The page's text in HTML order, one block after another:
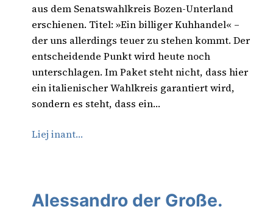
aus dem Senatswahlkreis Bozen-Unterland
erschienen. Titel: »Ein billiger Kuhhandel« –
der uns allerdings teuer zu stehen kommt. Der
entscheidende Punkt wird heute noch
unterschlagen. Im Paket steht nicht, dass hier
ein italienischer Wahlkreis garantiert wird,
sondern es steht, dass ein…
Liej inant…
Alessandro der Große.